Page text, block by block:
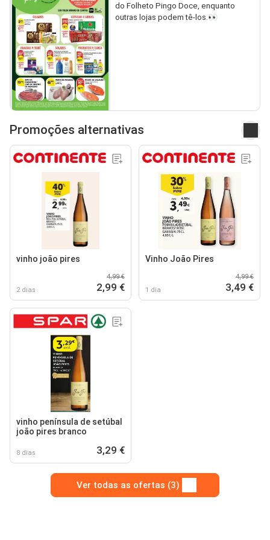
do Folheto Pingo Doce, enquanto
outras lojas podem tê-los.👀
Promoções alternativas
vinho joão pires
2 dias
4,99 €
2,99 €
Vinho João Pires
1 dia
4,99 €
3,49 €
vinho península de setúbal
joão pires branco
8 dias 3,29 €
Ver todas as ofertas (3)